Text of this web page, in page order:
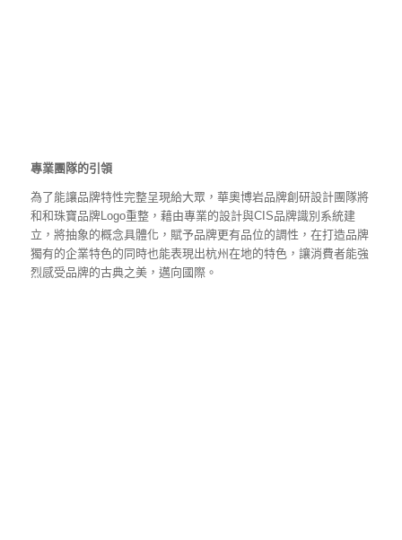
專業團隊的引領
為了能讓品牌特性完整呈現給大眾，華奧博岩品牌創研設計團隊將
和和珠寶品牌Logo重整，藉由專業的設計與CIS品牌識別系統建
立，將抽象的概念具體化，賦予品牌更有品位的調性，在打造品牌
獨有的企業特色的同時也能表現出杭州在地的特色，讓消費者能強
烈感受品牌的古典之美，邁向國際。